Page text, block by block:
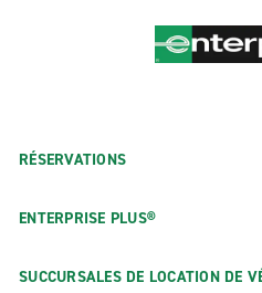
RÉSERVATIONS
ENTERPRISE PLUS®
SUCCURSALES DE LOCATION DE